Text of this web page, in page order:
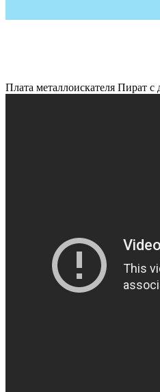
Плата металлоискателя Пират с